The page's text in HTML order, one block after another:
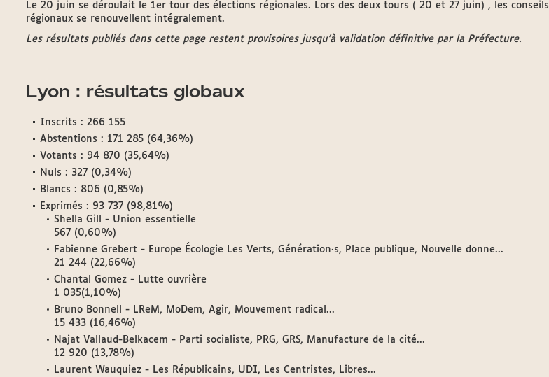
Le 20 juin se déroulait le 1er tour des élections régionales. Lors des deux tours ( 20 et 27 juin) , les conseils
régionaux se renouvellent intégralement.
Les résultats publiés dans cette page restent provisoires jusqu'à validation définitive par la Préfecture.
Lyon : résultats globaux
Inscrits : 266 155
Abstentions : 171 285 (64,36%)
Votants : 94 870 (35,64%)
Nuls : 327 (0,34%)
Blancs : 806 (0,85%)
Exprimés : 93 737 (98,81%)
Shella Gill - Union essentielle
567 (0,60%)
Fabienne Grebert - Europe Écologie Les Verts, Génération·s, Place publique, Nouvelle donne...
21 244 (22,66%)
Chantal Gomez - Lutte ouvrière
1 035(1,10%)
Bruno Bonnell - LReM, MoDem, Agir, Mouvement radical...
15 433 (16,46%)
Najat Vallaud-Belkacem - Parti socialiste, PRG, GRS, Manufacture de la cité...
12 920 (13,78%)
Laurent Wauquiez - Les Républicains, UDI, Les Centristes, Libres...